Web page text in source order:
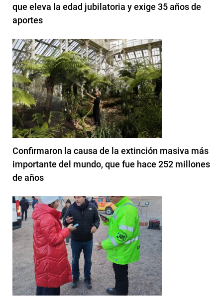
que eleva la edad jubilatoria y exige 35 años de
aportes
Confirmaron la causa de la extinción masiva más
importante del mundo, que fue hace 252 millones
de años